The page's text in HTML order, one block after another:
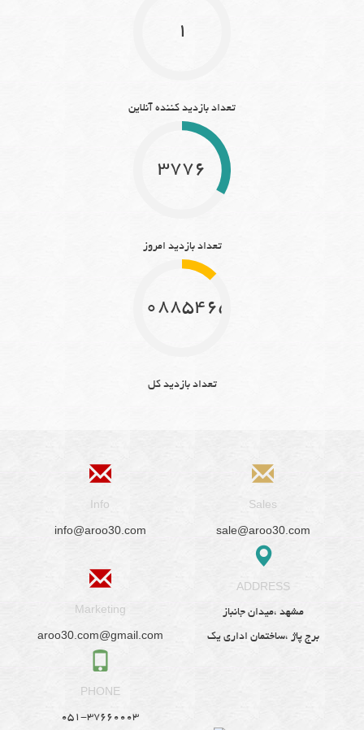
1
تعداد بازدید کننده آنلاین
3776
تعداد بازدید امروز
10885465
تعداد بازدید کل
Info
info@aroo30.com
Sales
sale@aroo30.com
Marketing
aroo30.com@gmail.com
ADDRESS
مشهد ،میدان جانباز
برج پاژ ،ساختمان اداری یک
PHONE
051-37660003